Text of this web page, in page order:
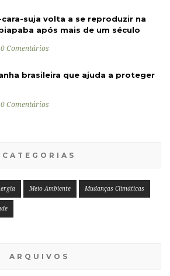
suja volta a se reproduzir na
após mais de um século
0 Comentários
brasileira que ajuda a proteger
0 Comentários
CATEGORIAS
Meio Ambiente Mudanças Climáticas
ARQUIVOS